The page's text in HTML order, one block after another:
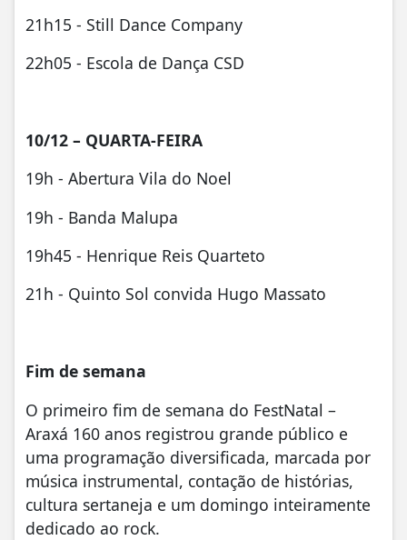
21h15 - Still Dance Company
22h05 - Escola de Dança CSD
10/12 – QUARTA-FEIRA
19h - Abertura Vila do Noel
19h - Banda Malupa
19h45 - Henrique Reis Quarteto
21h - Quinto Sol convida Hugo Massato
Fim de semana
O primeiro fim de semana do FestNatal –
Araxá 160 anos registrou grande público e
uma programação diversificada, marcada por
música instrumental, contação de histórias,
cultura sertaneja e um domingo inteiramente
dedicado ao rock.